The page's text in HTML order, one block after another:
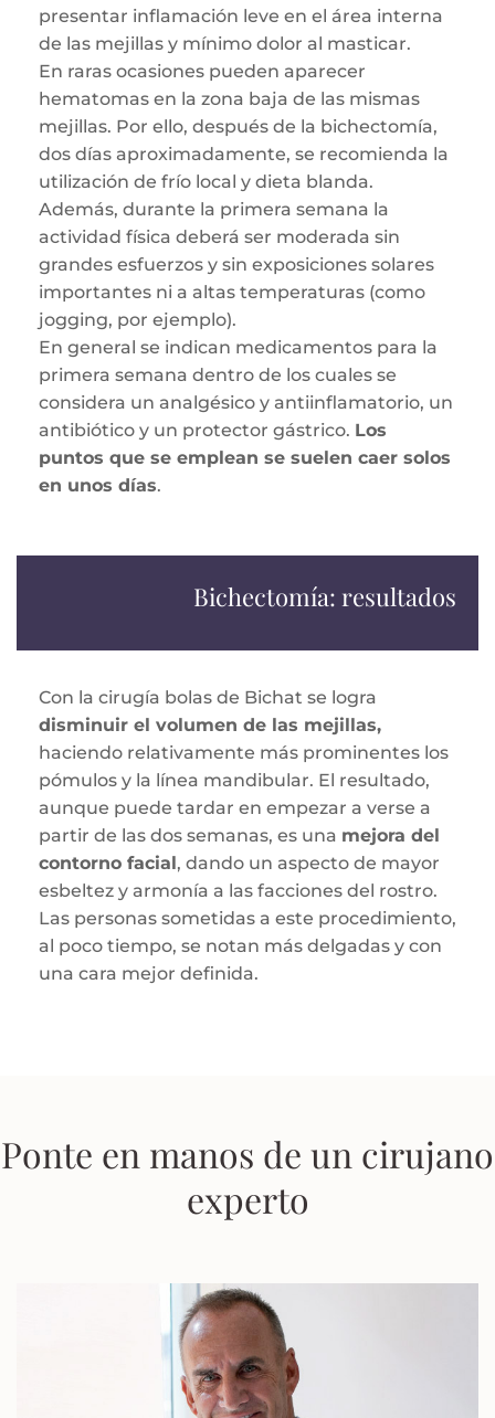
presentar inflamación leve en el área interna
de las mejillas y mínimo dolor al masticar.
En raras ocasiones pueden aparecer
hematomas en la zona baja de las mismas
mejillas. Por ello, después de la bichectomía,
dos días aproximadamente, se recomienda la
utilización de frío local y dieta blanda.
Además, durante la primera semana la
actividad física deberá ser moderada sin
grandes esfuerzos y sin exposiciones solares
importantes ni a altas temperaturas (como
jogging, por ejemplo).
En general se indican medicamentos para la
primera semana dentro de los cuales se
considera un analgésico y antiinflamatorio, un
antibiótico y un protector gástrico. Los
puntos que se emplean se suelen caer solos
en unos días.
Bichectomía: resultados
Con la cirugía bolas de Bichat se logra
disminuir el volumen de las mejillas,
haciendo relativamente más prominentes los
pómulos y la línea mandibular. El resultado,
aunque puede tardar en empezar a verse a
partir de las dos semanas, es una mejora del
contorno facial, dando un aspecto de mayor
esbeltez y armonía a las facciones del rostro.
Las personas sometidas a este procedimiento,
al poco tiempo, se notan más delgadas y con
una cara mejor definida.
Ponte en manos de un cirujano
experto